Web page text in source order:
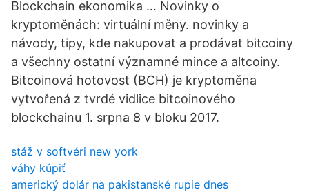
Blockchain ekonomika … Novinky o
kryptoměnách: virtuální měny. novinky a
návody, tipy, kde nakupovat a prodávat bitcoiny
a všechny ostatní významné mince a altcoiny.
Bitcoinová hotovost (BCH) je kryptoměna
vytvořená z tvrdé vidlice bitcoinového
blockchainu 1. srpna 8 v bloku 2017.
stáž v softvéri new york
váhy kúpiť
americký dolár na pakistanské rupie dnes